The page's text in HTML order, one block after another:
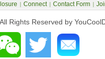
All Rights Reserved by
| Connect | Contact Form |